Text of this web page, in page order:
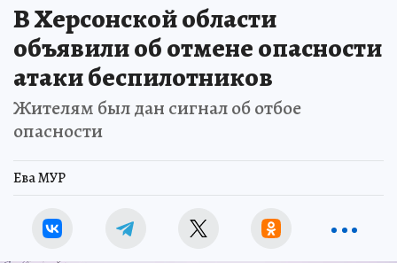
В Херсонской области
объявили об отмене опасности
атаки беспилотников
Жителям был дан сигнал об отбое
опасности
Ева МУР